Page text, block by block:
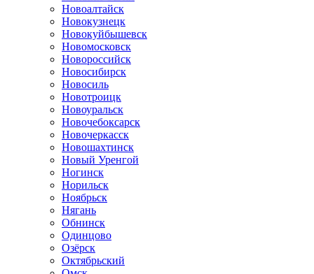
Новоалтайск
Новокузнецк
Новокуйбышевск
Новомосковск
Новороссийск
Новосибирск
Новосиль
Новотроицк
Новоуральск
Новочебоксарск
Новочеркасск
Новошахтинск
Новый Уренгой
Ногинск
Норильск
Ноябрьск
Нягань
Обнинск
Одинцово
Озёрск
Октябрьский